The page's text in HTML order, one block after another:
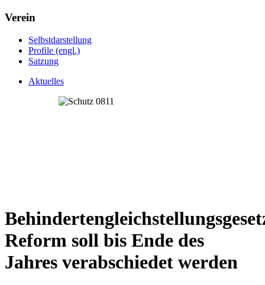
Verein
Selbstdarstellung
Profile (engl.)
Satzung
Aktuelles
Reform soll bis Ende des
Jahres verabschiedet werden